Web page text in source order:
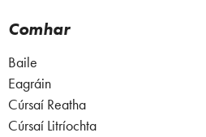
Comhar
Baile
Eagráin
Cúrsaí Reatha
Cúrsaí Litríochta